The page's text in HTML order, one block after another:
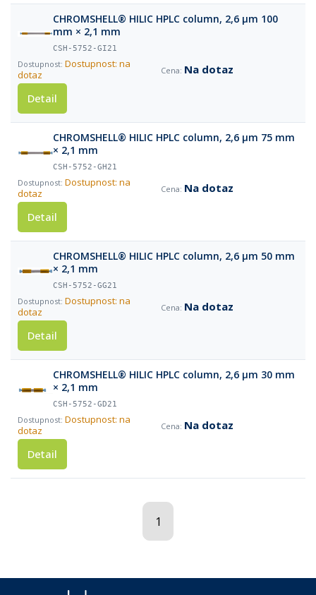
CHROMSHELL® HILIC HPLC column, 2,6 µm 100
mm × 2,1 mm
CSH-5752-GI21
Dostupnost: na
dotaz
Na dotaz
Detail
CHROMSHELL® HILIC HPLC column, 2,6 µm 75 mm
× 2,1 mm
CSH-5752-GH21
Dostupnost: na
dotaz
Na dotaz
Detail
CHROMSHELL® HILIC HPLC column, 2,6 µm 50 mm
× 2,1 mm
CSH-5752-GG21
Dostupnost: na
dotaz
Na dotaz
Detail
CHROMSHELL® HILIC HPLC column, 2,6 µm 30 mm
× 2,1 mm
CSH-5752-GD21
Dostupnost: na
dotaz
Na dotaz
Detail
1